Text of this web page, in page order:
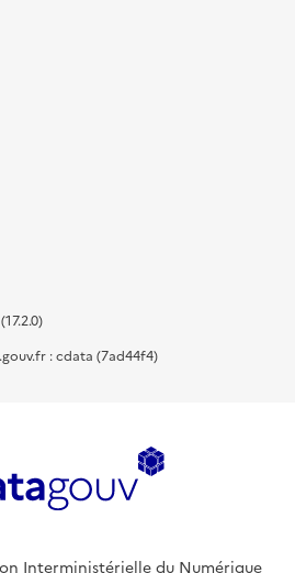
: cdata (7ad44f4)
Interministérielle du Numérique